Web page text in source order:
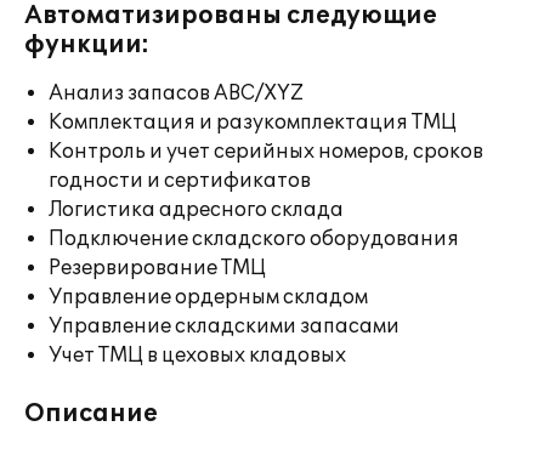
Автоматизированы следующие
функции:
Анализ запасов ABC/XYZ
Комплектация и разукомплектация ТМЦ
Контроль и учет серийных номеров, сроков
годности и сертификатов
Логистика адресного склада
Подключение складского оборудования
Резервирование ТМЦ
Управление ордерным складом
Управление складскими запасами
Учет ТМЦ в цеховых кладовых
Описание